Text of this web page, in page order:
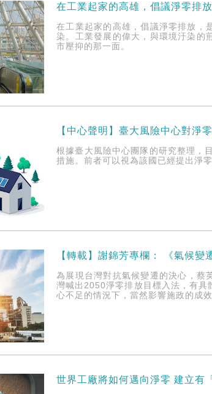
在工業起家的高雄，倡議淨零排
在工業起家的高雄，倡議淨零排放，
染。工業發展的偉大，與環境汙染的
市壓抑的那一面。
【中心聲明】臺大風險中心對淨
根據臺大風險中心團隊的研究整理，
措施。前者可以視為該國已經提出淨
【轉載】謝錦芳專欄： 《氣候變
為展現台灣對抗氣候變遷的決心，蔡
灣喊出2050淨零排放目標入法，有具
心不足的情況下，當然影響施政的成效
世界工廠將如何邁向淨零 建立有